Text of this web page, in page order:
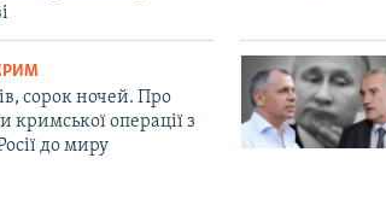
сорок ночей. Про
кримської операції з
до миру